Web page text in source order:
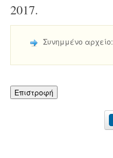
2017.
Συνημμένο αρχείο:
Επιστροφή